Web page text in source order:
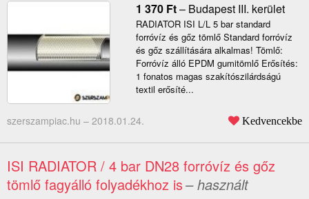
1 370 Ft– Budapest III. kerület
RADIATOR ISI L/L 5 bar standard
forróvíz és gőz tömlő Standard forróvíz
és gőz szállítására alkalmas! Tömlő:
Forróvíz álló EPDM gumitömlő Erősítés:
1 fonatos magas szakítószilárdságú
textil erősíté...
szerszampiac.hu – 2018.01.24. Kedvencekbe
ISI RADIATOR / 4 bar DN28 forróvíz és gőz
tömlő fagyálló folyadékhoz is– használt